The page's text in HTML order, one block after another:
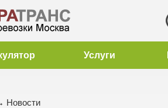
Услуги
Новости